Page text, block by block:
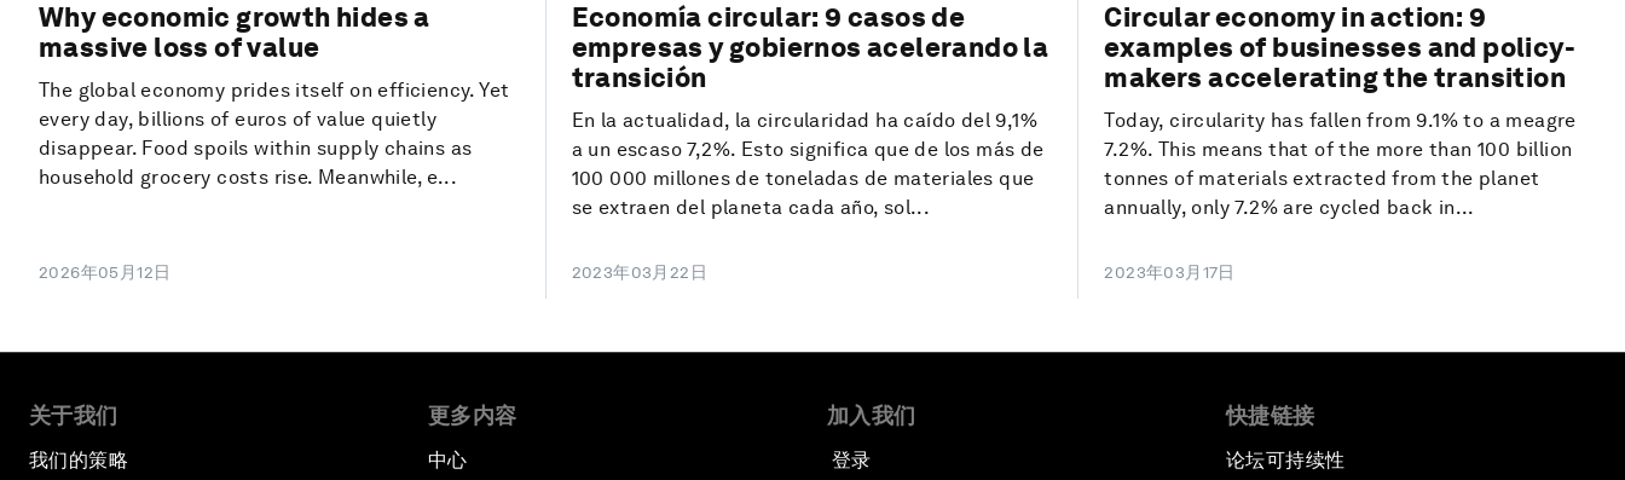
Why economic growth hides a
massive loss of value
The global economy prides itself on efficiency. Yet
every day, billions of euros of value quietly
disappear. Food spoils within supply chains as
household grocery costs rise. Meanwhile, e...
2026年05月12日
Economía circular: 9 casos de
empresas y gobiernos acelerando la
transición
En la actualidad, la circularidad ha caído del 9,1%
a un escaso 7,2%. Esto significa que de los más de
100 000 millones de toneladas de materiales que
se extraen del planeta cada año, sol...
2023年03月22日
Circular economy in action: 9
examples of businesses and policy-
makers accelerating the transition
Today, circularity has fallen from 9.1% to a meagre
7.2%. This means that of the more than 100 billion
tonnes of materials extracted from the planet
annually, only 7.2% are cycled back in...
2023年03月17日
关于我们
我们的策略
更多内容
中心
加入我们
登录
快捷链接
论坛可持续性